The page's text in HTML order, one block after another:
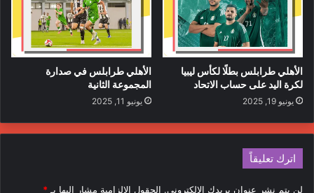
الأهلي طرابلس بطلًا لكأس ليبيا
لكرة اليد على حساب الاتحاد
يونيو 19, 2025
الأهلي طرابلس في صدارة
المجموعة الثانية
يونيو 11, 2025
اترك تعليقاً
لن يتم نشر عنوان بريدك الإلكتروني. الحقول الإلزامية مشار إليها بـ *